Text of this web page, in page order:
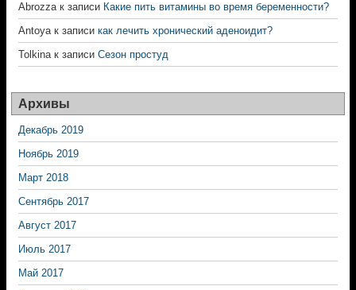
Abrozzaк записи Какие пить витамины во время беременности?
Antoyaк записи как лечить хронический аденоидит?
Tolkinaк записи Сезон простуд
Архивы
Декабрь 2019
Ноябрь 2019
Март 2018
Сентябрь 2017
Август 2017
Июль 2017
Май 2017